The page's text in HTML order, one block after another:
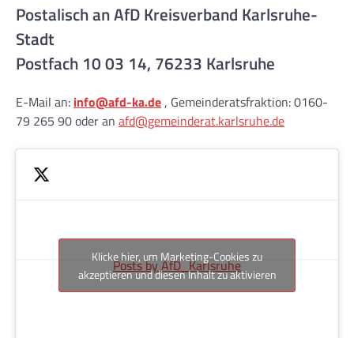
Postalisch an AfD Kreisverband Karlsruhe-
Stadt
Postfach 10 03 14, 76233 Karlsruhe
E-Mail an: info@afd-ka.de , Gemeinderatsfraktion: 0160-
79 265 90 oder an afd@gemeinderat.karlsruhe.de
Posts by AfD_Karlsruhe
Klicke hier, um Marketing-Cookies zu
akzeptieren und diesen Inhalt zu aktivieren